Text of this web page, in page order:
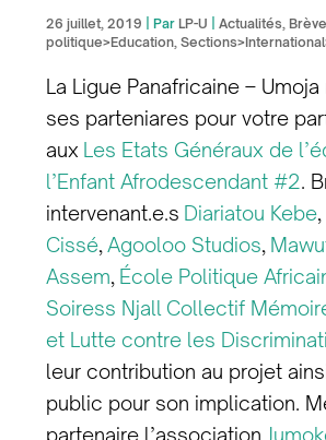
26 juillet, 2019 | Par LP-U Actualités,
politique>Education,
La Ligue Panafricaine –
ses parteniares pour votre
aux Les Etats Généraux de
l’Enfant Afrodescendant #2.
intervenant.e.s Diariatou Kebe,
Cissé, Agooloo Studios,
Assem, École Politique
Soiress Njall Collectif
et Lutte contre les
leur contribution au projet
public pour son implication.
partenaire l’association